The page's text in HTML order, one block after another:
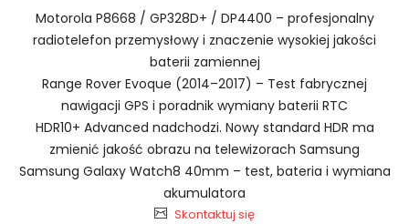
Szybka dostawa
Baterie do Radiotelefonów BFDX
BTE-2000
1.Model urządzenia
2.Numer produktu baterii
Motorola P8668 / GP328D+ / DP4400 – profesjonalny
radiotelefon przemysłowy i znaczenie wysokiej jakości
baterii zamiennej
Range Rover Evoque (2014–2017) – Test fabrycznej
nawigacji GPS i poradnik wymiany baterii RTC
HDR10+ Advanced nadchodzi. Nowy standard HDR ma
zmienić jakość obrazu na telewizorach Samsung
Samsung Galaxy Watch8 40mm – test, bateria i wymiana
akumulatora
Skontaktuj się